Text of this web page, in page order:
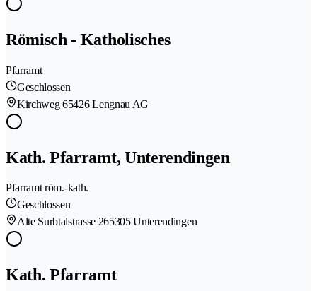
Römisch - Katholisches
Pfarramt
Geschlossen
Kirchweg 65426 Lengnau AG
Kath. Pfarramt, Unterendingen
Pfarramt röm.-kath.
Geschlossen
Alte Surbtalstrasse 265305 Unterendingen
Kath. Pfarramt